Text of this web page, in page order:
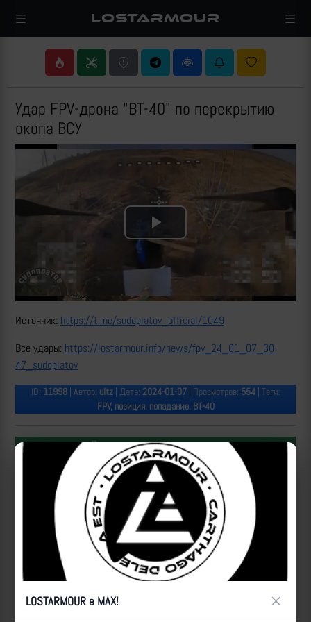
LOSTARMOUR
Удар FPV-дрона "ВТ-40" по перекрытию
окопа ВСУ
Play
Video
Источник: https://t.me/sudoplatov_official/1049
Все удары: https://lostarmour.info/news/fpv_24_01_07_30-
47_sudoplatov
ID: 11998| Автор: ultz| Дата: 2024-01-07| Просмотров: 554| Теги:
FPV, позиция, попадание, ВТ-40
Популярные за сегодня видео
LOSTARMOUR в MAX! ×